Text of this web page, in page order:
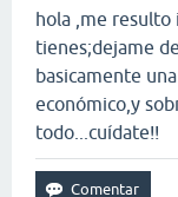
hola ,me
tienes;dejame
basicamente
económico,y
todo...cuídate!!